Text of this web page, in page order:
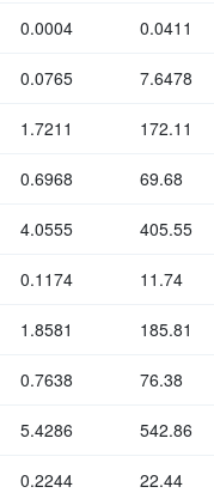
0.0004 0.0411
0.0765 7.6478
1.7211 172.11
0.6968 69.68
4.0555 405.55
0.1174 11.74
1.8581 185.81
0.7638 76.38
5.4286 542.86
0.2244 22.44